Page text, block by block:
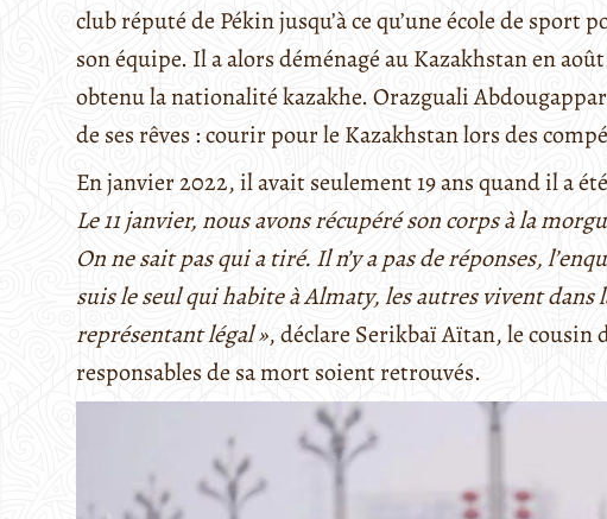
club réputé de Pékin jusqu’à ce qu’une école de sport
son équipe. Il a alors déménagé au Kazakhstan en
obtenu la nationalité kazakhe. Orazguali
de ses rêves : courir pour le Kazakhstan lors des
En janvier 2022, il avait seulement 19 ans quand il a
Le 11 janvier, nous avons récupéré son corps à la
On ne sait pas qui a tiré. Il n’y a pas de réponses,
suis le seul qui habite à Almaty, les autres vivent
représentant légal », déclare Serikbaï Aïtan, le cousin
responsables de sa mort soient retrouvés.